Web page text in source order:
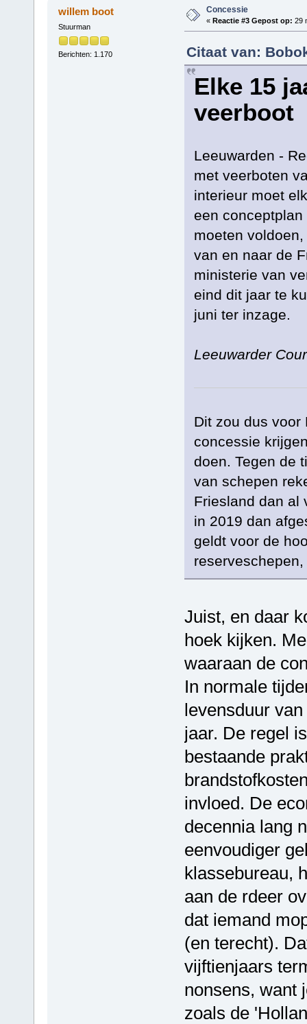
willem boot
Stuurman
Berichten: 1.170
Concessie
« Reactie #3 Gepost op: 29
Citaat van:
Elke 15
veerboot
Leeuwarden -
met veerboten
interieur moet
een
moeten
van en naar de
ministerie van
eind dit jaar te
juni ter inzage.
Leeuwarder
Dit zou dus voor
concessie
doen. Tegen de
van schepen
Friesland dan al
in 2019 dan
geldt voor de
Juist, en daar
hoek kijken.
waaraan de
In normale
levensduur
jaar. De regel
bestaande
invloed. De
decennia lang
eenvoudiger
klassebureau,
aan de rdeer
dat iemand
(en terecht).
vijftienjaars
nonsens, want
zoals de